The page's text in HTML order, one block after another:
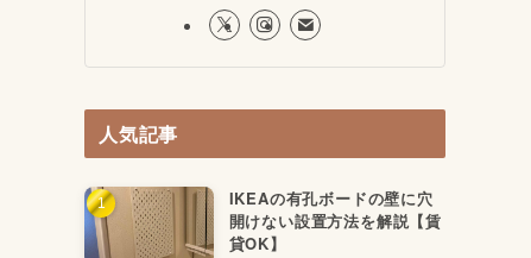
人気記事
IKEAの有孔ボードの壁に穴
開けない設置方法を解説【賃
貸OK】